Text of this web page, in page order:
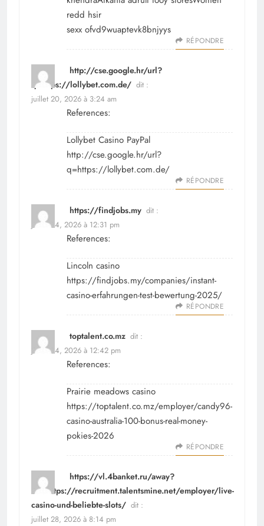
redd hsir
sexx ofvd9wuaptevk8bnjyys
RÉPONDRE
http://cse.google.hr/url?
q=https://lollybet.com.de/ dit :
juillet 20, 2026 à 3:24 am
References:
Lollybet Casino PayPal
http://cse.google.hr/url?
q=https://lollybet.com.de/
RÉPONDRE
https://findjobs.my dit :
juillet 24, 2026 à 12:31 pm
References:
Lincoln casino
https://findjobs.my/companies/instant-
casino-erfahrungen-test-bewertung-2025/
RÉPONDRE
toptalent.co.mz dit :
juillet 24, 2026 à 12:42 pm
References:
Prairie meadows casino
https://toptalent.co.mz/employer/candy96-
casino-australia-100-bonus-real-money-
pokies-2026
RÉPONDRE
https://vl.4banket.ru/away?
url=https://recruitment.talentsmine.net/employer/live-
casino-und-beliebte-slots/ dit :
juillet 28, 2026 à 8:14 pm